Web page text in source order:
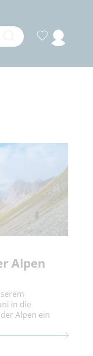
Alpen
in die
Alpen ein